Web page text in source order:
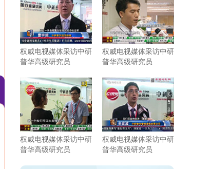
有针对性、宝贵的行业研判。希
过程中继续保持紧密合作与共
权威电视媒体采访中研
普华高级研究员
权威电视媒体采访中研
普华高级研究员
权威电视媒体采访中研
普华高级研究员
权威电视媒体采访中研
普华高级研究员